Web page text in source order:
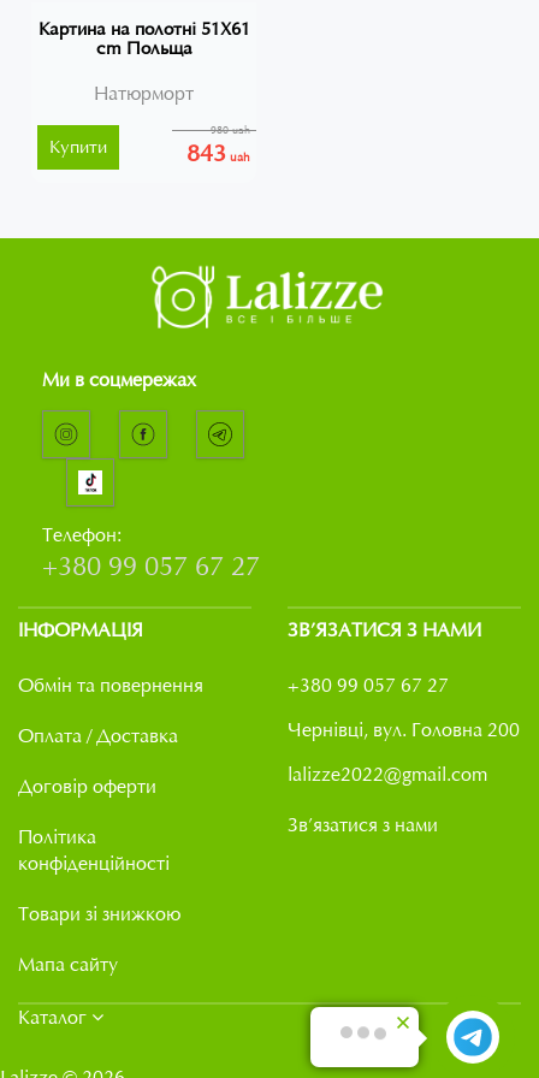
Картина на полотні 51X61
cm Польща
Натюрморт
843 uah
980 uah
Купити
Ми в соцмережах
Телефон:
+380 99 057 67 27
ІНФОРМАЦІЯ
Обмін та повернення
Оплата / Доставка
Договір оферти
Політика
конфіденційності
Товари зі знижкою
Мапа сайту
ЗВ’ЯЗАТИСЯ З НАМИ
+380 99 057 67 27
Чернівці, вул. Головна 200
lalizze2022@gmail.com
Зв’язатися з нами
Каталог